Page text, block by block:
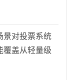
景对投票系统
覆盖从轻量级